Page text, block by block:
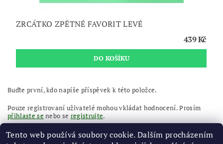
ZRCÁTKO ZPĚTNÉ FAVORIT LEVÉ
439 Kč
Buďte první, kdo napíše příspěvek k této položce.
Pouze registrovaní uživatelé mohou vkládat hodnocení. Prosím
přihlaste se nebo se registrujte.
Tento web používá soubory cookie. Dalším procházením